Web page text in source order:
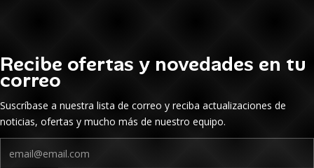
Recibe ofertas y novedades en tu
correo
Suscríbase a nuestra lista de correo y reciba actualizaciones de
noticias, ofertas y mucho más de nuestro equipo.